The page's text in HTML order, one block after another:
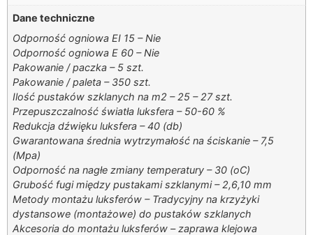
Dane techniczne
Odporność ogniowa EI 15 – Nie
Odporność ogniowa E 60 – Nie
Pakowanie / paczka – 5 szt.
Pakowanie / paleta – 350 szt.
Ilość pustaków szklanych na m2 – 25 – 27 szt.
Przepuszczalność światła luksfera – 50-60 %
Redukcja dźwięku luksfera – 40 (db)
Gwarantowana średnia wytrzymałość na ściskanie – 7,5
(Mpa)
Odporność na nagłe zmiany temperatury – 30 (oC)
Grubość fugi między pustakami szklanymi – 2,6,10 mm
Metody montażu luksferów – Tradycyjny na krzyżyki
dystansowe (montażowe) do pustaków szklanych
Akcesoria do montażu luksferów – zaprawa klejowa